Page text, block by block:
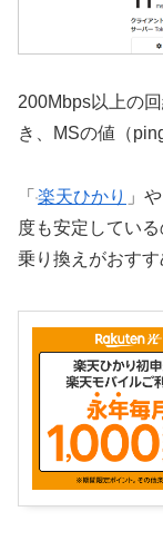
200Mbps以上の
き、MSの値（
「 楽天ひかり 」や
度も安定してい
乗り換えがおすす